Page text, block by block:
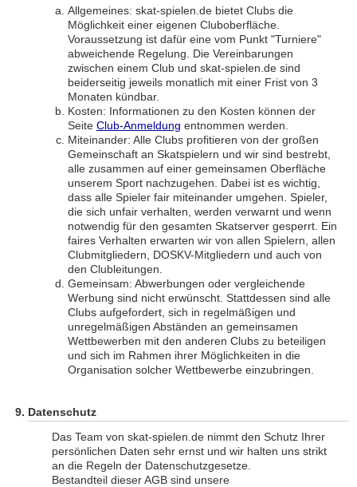
Allgemeines: skat-spielen.de bietet Clubs die
Möglichkeit einer eigenen Cluboberfläche.
Voraussetzung ist dafür eine vom Punkt "Turniere"
abweichende Regelung. Die Vereinbarungen
zwischen einem Club und skat-spielen.de sind
beiderseitig jeweils monatlich mit einer Frist von 3
Monaten kündbar.
Kosten: Informationen zu den Kosten können der
Seite Club-Anmeldung entnommen werden.
Miteinander: Alle Clubs profitieren von der großen
Gemeinschaft an Skatspielern und wir sind bestrebt,
alle zusammen auf einer gemeinsamen Oberfläche
unserem Sport nachzugehen. Dabei ist es wichtig,
dass alle Spieler fair miteinander umgehen. Spieler,
die sich unfair verhalten, werden verwarnt und wenn
notwendig für den gesamten Skatserver gesperrt. Ein
faires Verhalten erwarten wir von allen Spielern, allen
Clubmitgliedern, DOSKV-Mitgliedern und auch von
den Clubleitungen.
Gemeinsam: Abwerbungen oder vergleichende
Werbung sind nicht erwünscht. Stattdessen sind alle
Clubs aufgefordert, sich in regelmäßigen und
unregelmäßigen Abständen an gemeinsamen
Wettbewerben mit den anderen Clubs zu beteiligen
und sich im Rahmen ihrer Möglichkeiten in die
Organisation solcher Wettbewerbe einzubringen.
Datenschutz
Das Team von skat-spielen.de nimmt den Schutz Ihrer
persönlichen Daten sehr ernst und wir halten uns strikt
an die Regeln der Datenschutzgesetze.
Bestandteil dieser AGB sind unsere